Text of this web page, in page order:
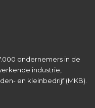
ondernemers in de
industrie,
en kleinbedrijf (MKB).